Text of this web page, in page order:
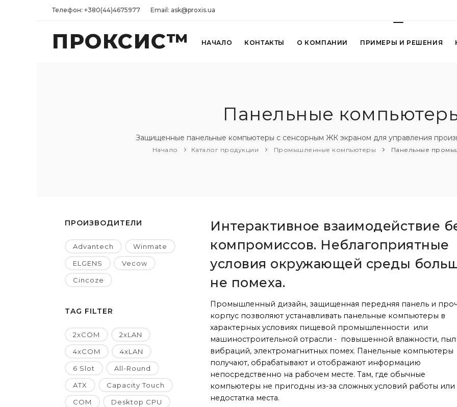
Телефон: +380(44)4675977 Email: ask@proxis.ua
ПРОКСИС™ НАЧАЛО КОНТАКТЫ О КОМПАНИИ ПРИМЕРЫ И РЕШЕНИЯ
Панельные
Защищенные панельные компьютеры с сенсорным ЖК экраном для управления
Начало Каталог продукции Промышленные компьютеры Панельные
ПРОИЗВОДИТЕЛИ
Advantech Winmate
ELGENS Vecow
Cincoze
TAG FILTER
2xCOM 2xLAN
4xCOM 4xLAN
6 Slot All-Round
ATX Capacity Touch
COM Desktop CPU
Интерактивное взаимодействие
компромиссов. Неблагоприятные
условия окружающей среды
не помеха.
Промышленный дизайн, защищенная передняя панель и
корпус позволяют устанавливать панельные компьютеры в
характерных условиях пищевой промышленности или
машиностроительной отрасли - повышенной влажности,
вибраций, электромагнитных помех. Панельные компьютеры
получают, обрабатывают и отображают информацию
непосредственно на рабочем месте. Там, где обычные
компьютеры не пригодны из-за сложных условий работы или
недостатка места.